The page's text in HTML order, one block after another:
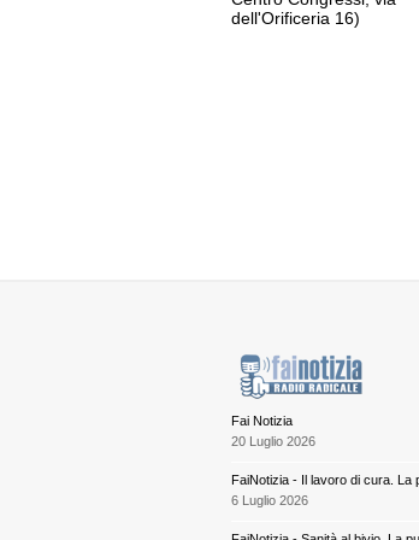
dell'Orificeria 16)
Fai Notizia
20 Luglio 2026
FaiNotizia - Il lavoro di cura. La
6 Luglio 2026